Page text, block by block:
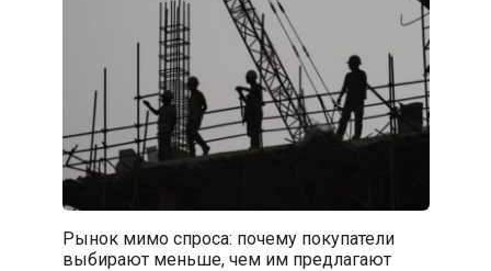
Рынок мимо спроса: почему покупатели
выбирают меньше, чем им предлагают